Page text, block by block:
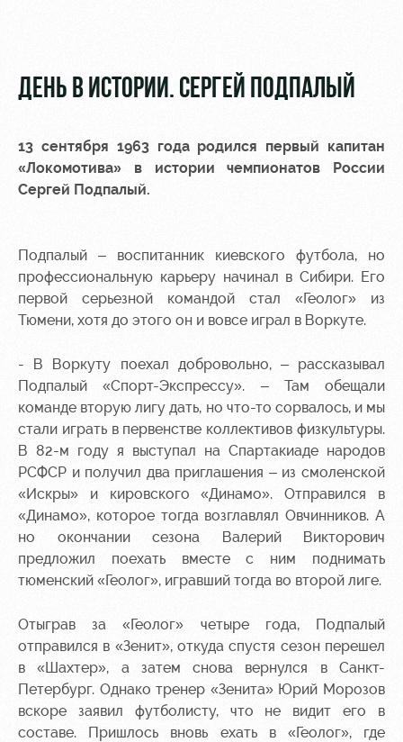
РЖД
Арена
Аренда
полей
Аренда
Ледовый
дворец
Занятия
спортом
Локо
Старт
Академия
Как
Контакты
Академии
Информация
для
карта
«Локомотив»
Заставки
лояльности
Карта
болельщика
Парковка
Информация
для
болельщиков
МГН
ДЕНЬ В ИСТОРИИ. СЕРГЕЙ ПОДПАЛЫЙ
13 сентября 1963 года родился первый капитан
«Локомотива» в истории чемпионатов России
Сергей Подпалый.
Подпалый – воспитанник киевского футбола, но
профессиональную карьеру начинал в Сибири. Его
первой серьезной командой стал «Геолог» из
Тюмени, хотя до этого он и вовсе играл в Воркуте.
- В Воркуту поехал добровольно, – рассказывал
Подпалый «Спорт-Экспрессу». – Там обещали
команде вторую лигу дать, но что-то сорвалось, и мы
стали играть в первенстве коллективов физкультуры.
В 82-м году я выступал на Спартакиаде народов
РСФСР и получил два приглашения – из смоленской
«Искры» и кировского «Динамо». Отправился в
«Динамо», которое тогда возглавлял Овчинников. А
но окончании сезона Валерий Викторович
предложил поехать вместе с ним поднимать
тюменский «Геолог», игравший тогда во второй лиге.
Отыграв за «Геолог» четыре года, Подпалый
отправился в «Зенит», откуда спустя сезон перешел
в «Шахтер», а затем снова вернулся в Санкт-
Петербург. Однако тренер «Зенита» Юрий Морозов
вскоре заявил футболисту, что не видит его в
составе. Пришлось вновь ехать в «Геолог», где